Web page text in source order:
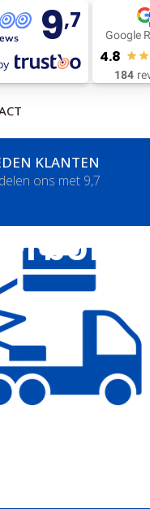
9,7
Google
4.8
184
KLANTEN
ons met 9,7